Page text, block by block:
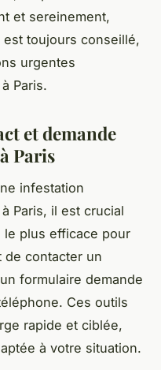
et sereinement,
toujours conseillé,
urgentes
Paris.
et demande
Paris
infestation
Paris, il est crucial
le plus efficace pour
de contacter un
formulaire demande
Ces outils
rapide et ciblée,
à votre situation.